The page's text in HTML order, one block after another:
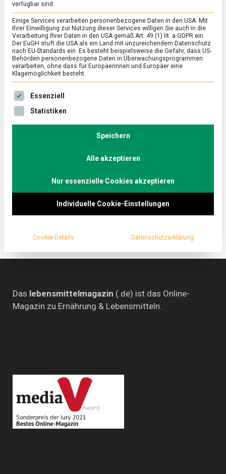
ERNÄHRUNG & GESUNDHEIT /FEATURED
Ein Glas Normandie: Auf den Spuren des
Calvados
29. August 2025
Auf
Das Lebensmittelmagazin war zu Besuch in der
Destillerie Père Magloire in Pont-l’Évêque. Dort
erfahren Besucherinnen und Besucher in der
weltberühmte Apfelbrand entsteht. Zwischen
Calvados Landschaft, Handwerk und französische
Genusskultur.
Das lebensmittelmagazin (.de) ist das Online-
Magazin zu Ernährung & Lebensmitteln.
verfügbar sind.
Einige Services verarbeiten personenbezogene Daten in den USA. Mit
Ihrer Einwilligung zur Nutzung dieser Services willigen Sie auch in die
Verarbeitung Ihrer Daten in den USA gemäß Art. 49 (1) lit. a GDPR ein.
Der EuGH stuft die USA als ein Land mit unzureichendem Datenschutz
nach EU-Standards ein. Es besteht beispielsweise die Gefahr, dass US-
Behörden personenbezogene Daten in Überwachungsprogrammen
verarbeiten, ohne dass für Europäerinnen und Europäer eine
Klagemöglichkeit besteht.
Es folgt eine Liste der Service-Gruppen, für die eine
Essenziell
Statistiken
Speichern
Alle akzeptieren
Nur essenzielle Cookies akzeptieren
Individuelle Cookie-Einstellungen
Cookie-Details Datenschutzerklärung